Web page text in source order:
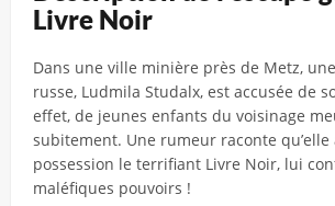
Livre Noir
Dans une ville minière près de Metz,
russe, Ludmila Studalx, est accusée de
effet, de jeunes enfants du voisinage
subitement. Une rumeur raconte qu’elle
possession le terrifiant Livre Noir, lui
maléfiques pouvoirs !